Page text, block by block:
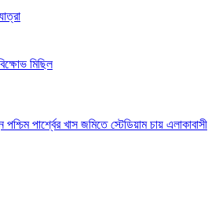
মিছিল
পার্শ্বের খাস জমিতে স্টেডিয়াম চায় এলাকাবাসী